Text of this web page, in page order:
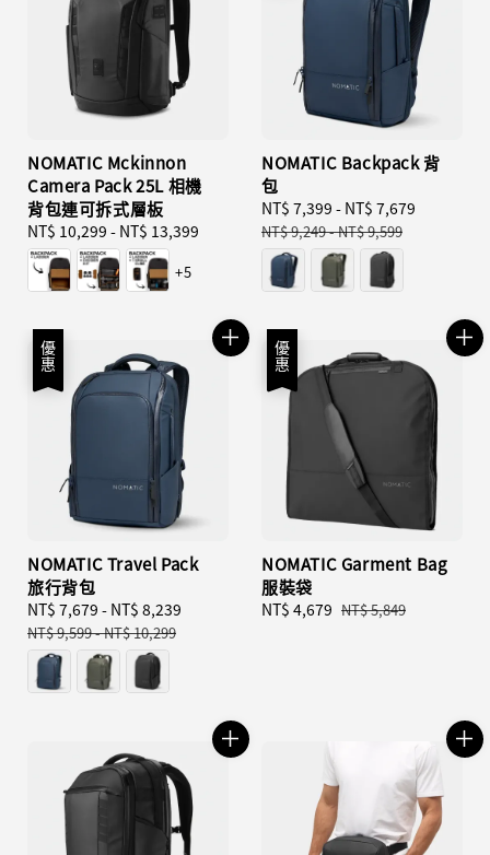
NOMATIC Mckinnon
Camera Pack 25L 相機
背包連可拆式層板
Regular
price
NT$ 10,299 - NT$ 13,399
+5
NOMATIC Backpack 背
包
Sale
price
NT$ 7,399 - NT$ 7,679
NT$ 9,249-NT$ 9,599
優惠
NOMATIC Travel Pack
旅行背包
Sale
price
NT$ 7,679 - NT$ 8,239
NT$ 9,599-NT$ 10,299
優惠
NOMATIC Garment Bag
服裝袋
Sale
NT$ 4,679 Regular
NT$ 5,849